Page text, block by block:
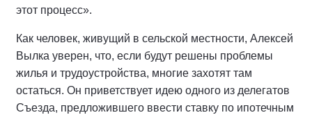
этот процесс».
Как человек, живущий в сельской местности, Алексей
Вылка уверен, что, если будут решены проблемы
жилья и трудоустройства, многие захотят там
остаться. Он приветствует идею одного из делегатов
Съезда, предложившего ввести ставку по ипотечным